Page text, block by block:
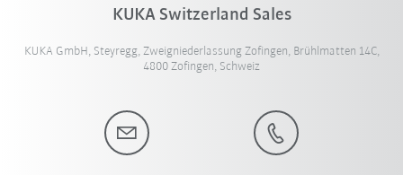
KUKA Switzerland Sales
KUKA GmbH, Steyregg, Zweigniederlassung Zofingen, Brühlmatten 14C,
4800 Zofingen, Schweiz